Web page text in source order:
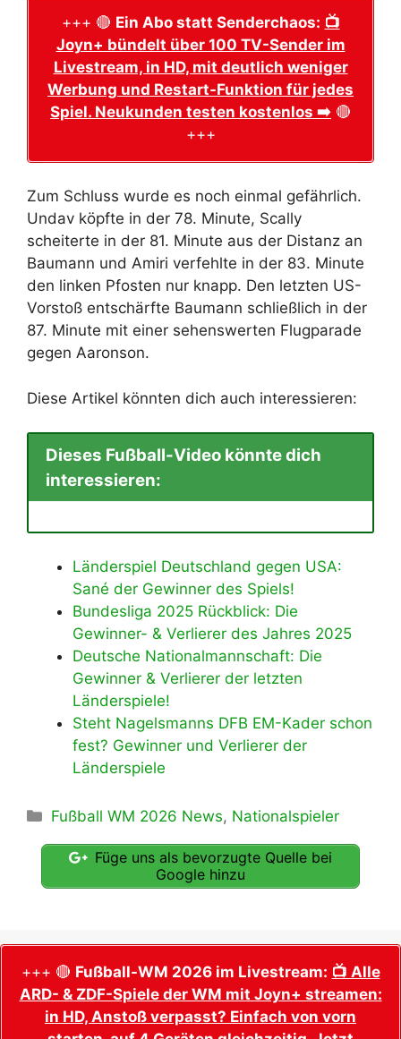
+++ 🔴 Ein Abo statt Senderchaos: 📺
Joyn+ bündelt über 100 TV-Sender im
Livestream, in HD, mit deutlich weniger
Werbung und Restart-Funktion für jedes
Spiel. Neukunden testen kostenlos ➡️ 🔴
+++
Zum Schluss wurde es noch einmal gefährlich.
Undav köpfte in der 78. Minute, Scally
scheiterte in der 81. Minute aus der Distanz an
Baumann und Amiri verfehlte in der 83. Minute
den linken Pfosten nur knapp. Den letzten US-
Vorstoß entschärfte Baumann schließlich in der
87. Minute mit einer sehenswerten Flugparade
gegen Aaronson.
Diese Artikel könnten dich auch interessieren:
Dieses Fußball-Video könnte dich
interessieren:
Länderspiel Deutschland gegen USA:
Sané der Gewinner des Spiels!
Bundesliga 2025 Rückblick: Die
Gewinner- & Verlierer des Jahres 2025
Deutsche Nationalmannschaft: Die
Gewinner & Verlierer der letzten
Länderspiele!
Steht Nagelsmanns DFB EM-Kader schon
fest? Gewinner und Verlierer der
Länderspiele
Kategorien
Fußball WM 2026 News, Nationalspieler
Füge uns als bevorzugte Quelle bei
Google hinzu
+++ 🔴 Fußball-WM 2026 im Livestream: 📺 Alle
ARD- & ZDF-Spiele der WM mit Joyn+ streamen:
in HD, Anstoß verpasst? Einfach von vorn